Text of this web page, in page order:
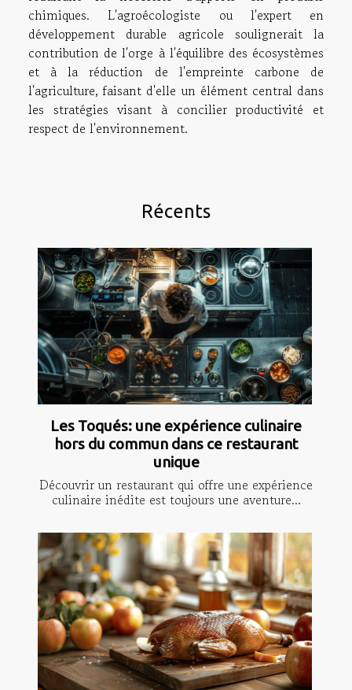
chimiques. L'agroécologiste ou l'expert en
développement durable agricole soulignerait la
contribution de l'orge à l'équilibre des écosystèmes
et à la réduction de l'empreinte carbone de
l'agriculture, faisant d'elle un élément central dans
les stratégies visant à concilier productivité et
respect de l'environnement.
Récents
Les Toqués: une expérience culinaire
hors du commun dans ce restaurant
unique
Découvrir un restaurant qui offre une expérience
culinaire inédite est toujours une aventure...